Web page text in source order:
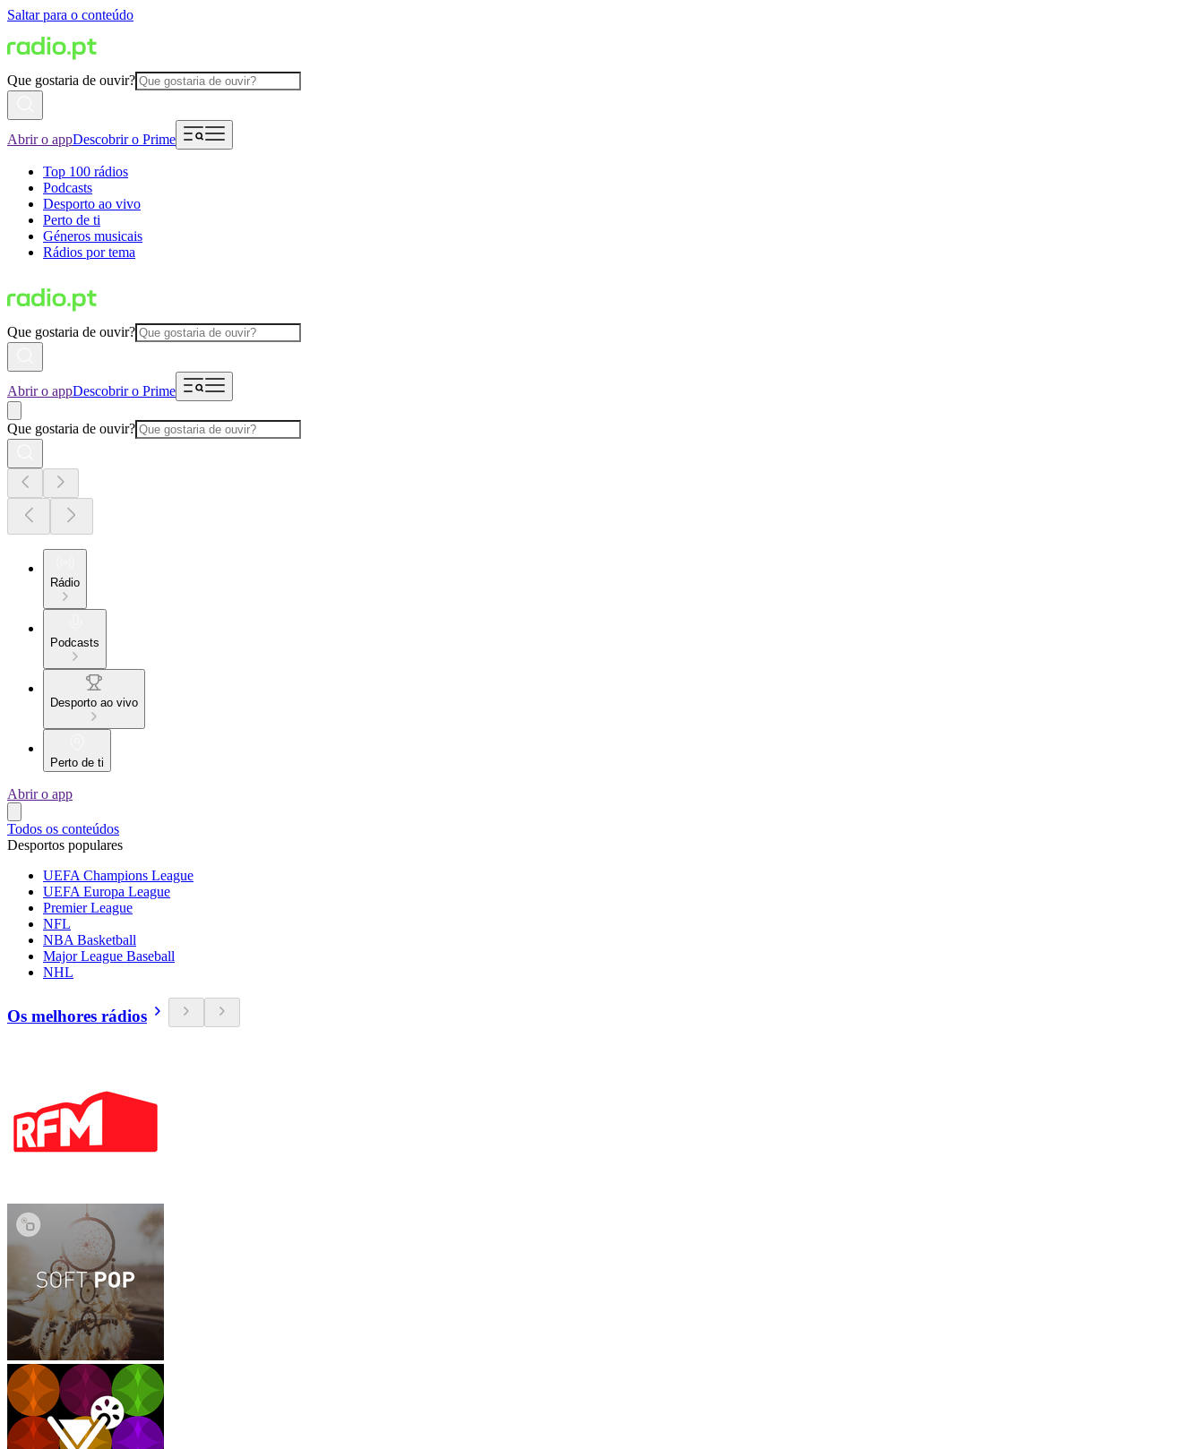
Saltar para o conteúdo
Que gostaria de ouvir?
Abrir o appDescobrir o Prime
Top 100 rádios
Podcasts
Desporto ao vivo
Perto de ti
Géneros musicais
Rádios por tema
Que gostaria de ouvir?
Abrir o appDescobrir o Prime
Que gostaria de ouvir?
Rádio
Podcasts
Desporto ao vivo
Perto de ti
Abrir o app
Todos os conteúdos
Desportos populares
UEFA Champions League
UEFA Europa League
Premier League
NFL
NBA Basketball
Major League Baseball
NHL
Os melhores rádios